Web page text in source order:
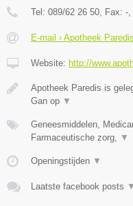
Tel: 089/62 26 50, Fax: -,
E-mail › Apotheek
Website: http://
Apotheek Paredis is
Gan op ▼
Geneesmiddelen,
Farmaceutische zorg, ▼
Openingstijden ▼
Laatste facebook posts ▼